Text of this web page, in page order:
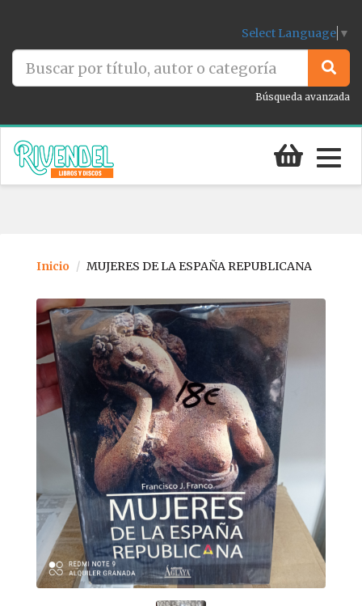
Select Language ▼
Búsqueda avanzada
Inicio MUJERES DE LA ESPAÑA REPUBLICANA